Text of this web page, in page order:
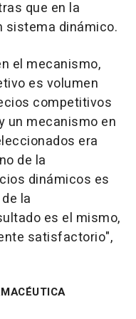
que en la
sistema dinámico.
el mecanismo,
es volumen
competitivos
un mecanismo en
era
de la
dinámicos es
la
es el mismo,
satisfactorio",